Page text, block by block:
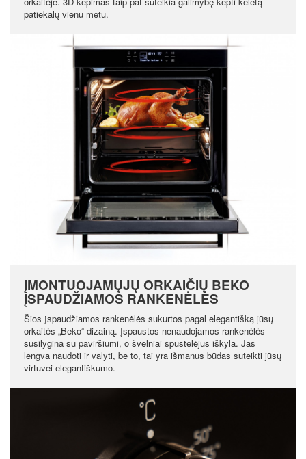
patiekalų vienu metu.
ĮMONTUOJAMŲJŲ ORKAIČIŲ BEKO
ĮSPAUDŽIAMOS RANKENĖLĖS
Šios įspaudžiamos rankenėlės sukurtos pagal elegantišką jūsų
orkaitės „Beko“ dizainą. Įspaustos nenaudojamos rankenėlės
susilygina su paviršiumi, o švelniai spustelėjus iškyla. Jas
lengva naudoti ir valyti, be to, tai yra išmanus būdas suteikti jūsų
virtuvei elegantiškumo.